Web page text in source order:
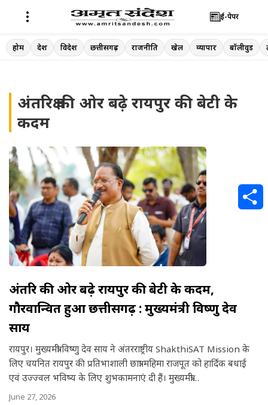
Skip
to
ई-पेपर
होम देश विदेश छत्तीसगढ़ राजनीति खेल व्यापार बॉलीवुड
अंतरिक्ष की ओर बढ़े रायपुर की बेटी के
कदम
अंतरिक्ष की ओर बढ़े रायपुर की बेटी के कदम,
गौरवान्वित हुआ छत्तीसगढ़ : मुख्यमंत्री विष्णु देव
साय
रायपुर। मुख्यमंत्री विष्णु देव साय ने अंतरराष्ट्रीय ShakthiSAT Mission के
लिए चयनित रायपुर की प्रतिभाशाली छात्रा महिमा राजपूत को हार्दिक बधाई
एवं उज्ज्वल भविष्य के लिए शुभकामनाएं दी हैं। मुख्यमंत्री…
June 27, 2026